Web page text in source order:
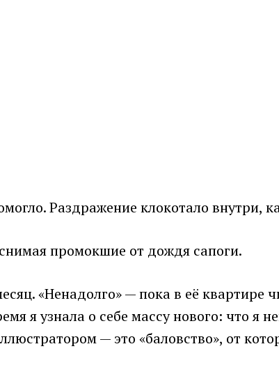
Раздражение клокотало внутри,
промокшие от дождя сапоги.
«Ненадолго» — пока в её квартире
я узнала о себе массу нового: что я
— это «баловство», от